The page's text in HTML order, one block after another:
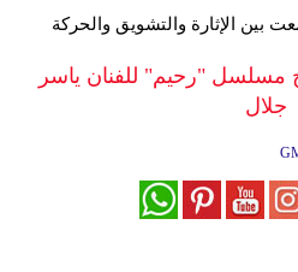
ديكوربين الإثارة والتشويق والحركة
مسلسل "رحيم" للفنان ياسر
جلال